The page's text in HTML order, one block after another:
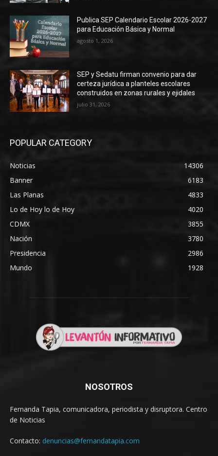
Publica SEP Calendario Escolar 2026-2027
para Educación Básica y Normal
agosto 1, 2026
SEP y Sedatu firman convenio para dar
certeza jurídica a planteles escolares
construidos en zonas rurales y ejidales
julio 31, 2026
POPULAR CATEGORY
Noticias
14306
Banner
6183
Las Planas
4833
Lo de Hoy lo de Hoy
4020
CDMX
3855
Nación
3780
Presidencia
2986
Mundo
1928
NOSOTROS
Fernanda Tapia, comunicadora, periodista y disruptora. Centro
de Noticias
Contacto: denuncias@fernandatapia.com